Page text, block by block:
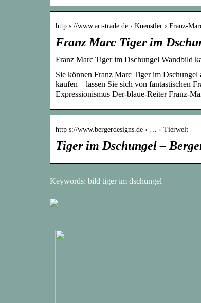
http s://www.art-trade.de › Kuenstler › Franz-
Franz Marc Tiger im
Franz Marc Tiger im Dschungel Wandbild
Sie können Franz Marc Tiger im
kaufen – lassen Sie sich von fantastischen
Expressionismus Der-blaue-Reiter Franz-
http s://www.bergerdesigns.de › … › Tierwelt
Tiger im Dschungel –
Keywords: bild tiger im dschungel